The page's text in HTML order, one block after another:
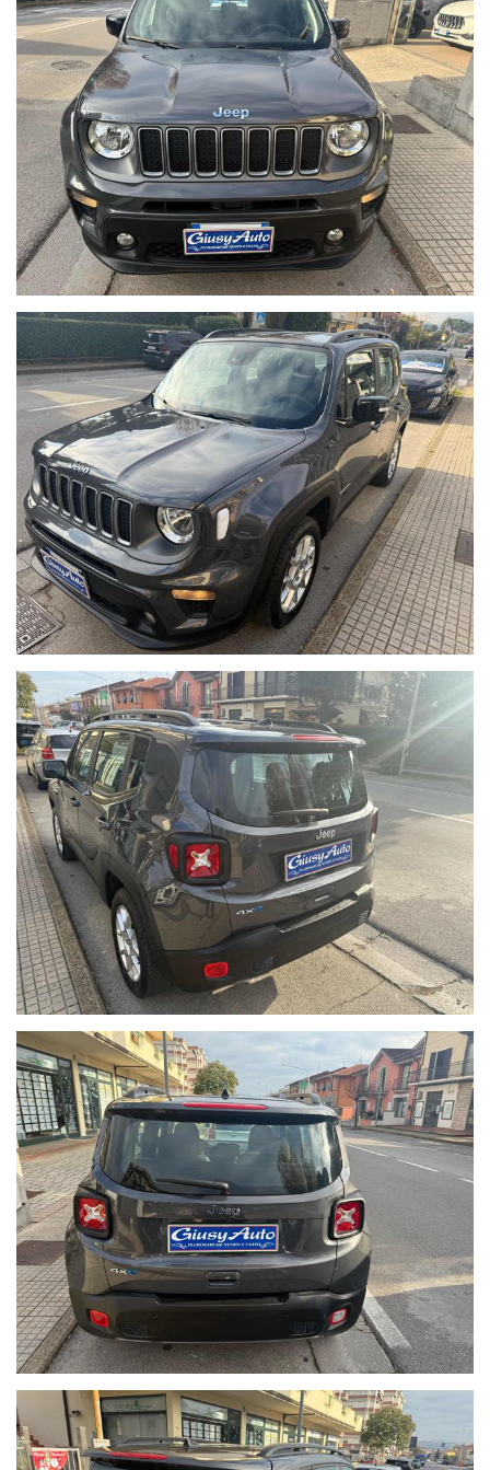
veicolo assicurato).
9) Fatto questo la Giusy Auto srl e staff vi ringrazia per il vostro
nuovo acquisto. Buon viaggio